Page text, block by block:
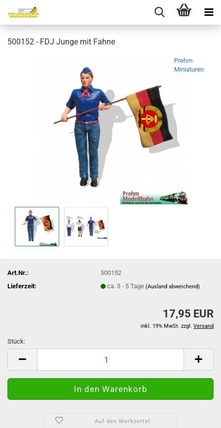
500152 - FDJ Junge mit Fahne
Prehm
Miniaturen
Art.Nr.:
500152
Lieferzeit:
ca. 3 - 5 Tage(Ausland abweichend)
17,95 EUR
inkl. 19% MwSt. zzgl. Versand
Stück:
Stück
Auf den Merkzettel